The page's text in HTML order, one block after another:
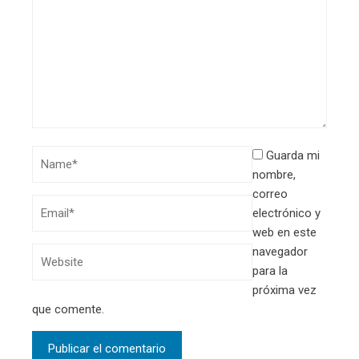
Guarda mi
nombre,
correo
electrónico y
web en este
navegador
para la
próxima vez
que comente.